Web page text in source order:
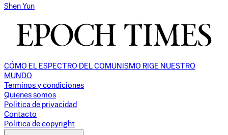
Shen Yun
CÓMO EL ESPECTRO DEL COMUNISMO RIGE NUESTRO
MUNDO
Terminos y condiciones
Quienes somos
Politica de privacidad
Contacto
Politica de copyright